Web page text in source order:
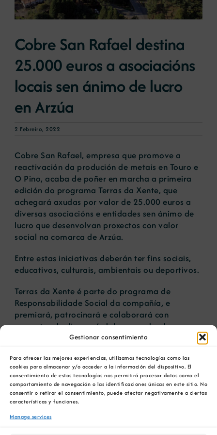
Gestionar consentimiento
Para ofrecer las mejores experiencias, utilizamos tecnologías como las
cookies para almacenar y/o acceder a la información del dispositivo. El
consentimiento de estas tecnologías nos permitirá procesar datos como el
comportamiento de navegación o las identificaciones únicas en este sitio. No
consentir o retirar el consentimiento, puede afectar negativamente a ciertas
características y funciones.
Manage services
Portal de emprego
Contacto
Cobre San Rafael destina
25.000 euros a asociacións
locais sen ánimo de lucro
en Arzúa
2 Febreiro, 2022
Cobre San Rafael, empresa que promove a
reactivación da produción de metais en Touro e
O Pino, acaba de poñer en marcha a primeira
edición do programa Terras da Xente, que
achegará axudas por valor de 25.000 euros a
diversas asociacións e entidades sen ánimo de
lucro que desenvolvan proxectos con valor
social na comarca de Arzúa.
Entre estas iniciativas deberán ter fins sociais,
educativos, culturais, ambientais ou deportivos.
Terras da Xente é parte do programa de
Responsabilidade Social da compañía, e
premiará, patrocinará e colaborará con
proxectos de diversa índole que redunden na
mellora da calidade de vida dos cidadáns do
educativos, culturais, ambientais ou deportivos.
O prazo de presentación de solicitudes
iniciarase o 15 de febreiro e permanecerá
aberto ata o 15 de marzo. A cantidade
asignada a este programa distribuirase en